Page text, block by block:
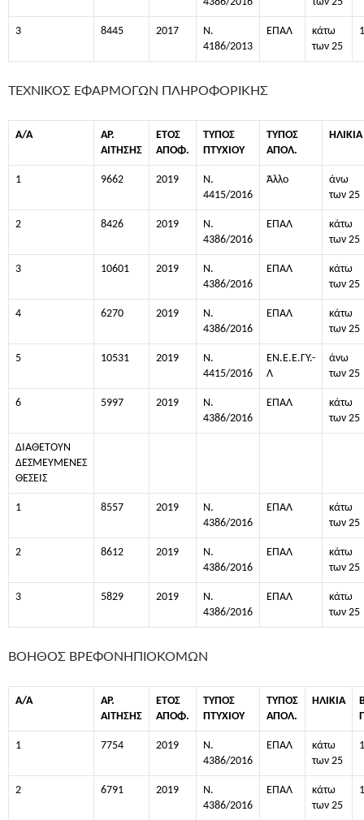
3 8445 2017
Ν.
4186/2013
ΕΠΑΛ
κάτω
των 25
ΤΕΧΝΙΚΟΣ ΕΦΑΡΜΟΓΩΝ ΠΛΗΡΟΦΟΡΙΚΗΣ
Α/Α
ΑΡ.
ΑΙΤΗΣΗΣ
ΕΤΟΣ
ΑΠΟΦ.
ΤΥΠΟΣ
ΠΤΥΧΙΟΥ
ΤΥΠΟΣ
ΑΠΟΛ.
ΗΛΙΚΙΑ
1 9662 2019
Ν.
4415/2016
Άλλο
άνω
των 25
2 8426 2019
Ν.
4386/2016
ΕΠΑΛ
κάτω
των 25
3 10601 2019
Ν.
4386/2016
ΕΠΑΛ
κάτω
των 25
4 6270 2019
Ν.
4386/2016
ΕΠΑΛ
κάτω
των 25
5 10531 2019
Ν.
4415/2016
ΕΝ.Ε.Ε.ΓΥ.-
Λ
άνω
των 25
6 5997 2019
Ν.
4386/2016
ΕΠΑΛ
κάτω
των 25
ΔΙΑΘΕΤΟΥΝ
ΔΕΣΜΕΥΜΕΝΕΣ
ΘΕΣΕΙΣ
1 8557 2019
Ν.
4386/2016
ΕΠΑΛ
κάτω
των 25
2 8612 2019
Ν.
4386/2016
ΕΠΑΛ
κάτω
των 25
3 5829 2019
Ν.
4386/2016
ΕΠΑΛ
κάτω
των 25
ΒΟΗΘΟΣ ΒΡΕΦΟΝΗΠΙΟΚΟΜΩΝ
Α/Α
ΑΡ.
ΑΙΤΗΣΗΣ
ΕΤΟΣ
ΑΠΟΦ.
ΤΥΠΟΣ
ΠΤΥΧΙΟΥ
ΤΥΠΟΣ
ΑΠΟΛ.
ΗΛΙΚΙΑ
1 7754 2019
Ν.
4386/2016
ΕΠΑΛ
κάτω
των 25
2 6791 2019
Ν.
4386/2016
ΕΠΑΛ
κάτω
των 25